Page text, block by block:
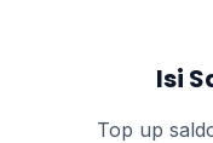
Isi
Top up